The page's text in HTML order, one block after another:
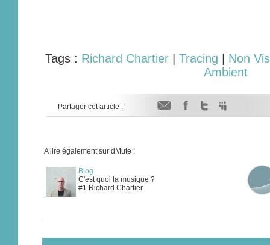
Tags : Richard Chartier| Tracing
Non
Ambient
Partager cet article :
A lire également sur dMute :
Blog
C'est quoi la musique ?
#1 Richard Chartier